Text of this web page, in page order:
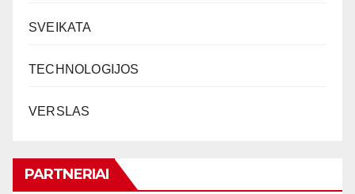
SVEIKATA
TECHNOLOGIJOS
VERSLAS
PARTNERIAI